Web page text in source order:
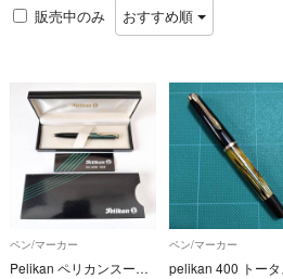
販売中のみ おすすめ順
ペン/マーカー
Pelikan ペリカンスーべレーン ボールペン ツイスト式 文房具 動作品
ペン/マーカー